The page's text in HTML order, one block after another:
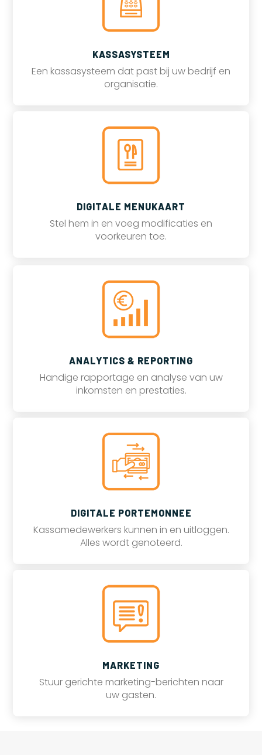
KASSASYSTEEM
Een kassasysteem dat past bij uw bedrijf en
organisatie.
DIGITALE MENUKAART
Stel hem in en voeg modificaties en
voorkeuren toe.
ANALYTICS & REPORTING
Handige rapportage en analyse van uw
inkomsten en prestaties.
DIGITALE PORTEMONNEE
Kassamedewerkers kunnen in en uitloggen.
Alles wordt genoteerd.
MARKETING
Stuur gerichte marketing-berichten naar
uw gasten.